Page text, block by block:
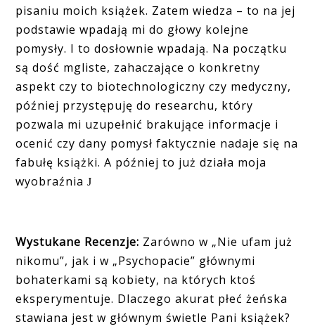
pisaniu moich książek. Zatem wiedza – to na jej
podstawie wpadają mi do głowy kolejne
pomysły. I to dosłownie wpadają. Na początku
są dość mgliste, zahaczające o konkretny
aspekt czy to biotechnologiczny czy medyczny,
później przystępuję do researchu, który
pozwala mi uzupełnić brakujące informacje i
ocenić czy dany pomysł faktycznie nadaje się na
fabułę książki. A później to już działa moja
wyobraźniaJ
Wystukane Recenzje: Zarówno w „Nie ufam już
nikomu”, jak i w „Psychopacie” głównymi
bohaterkami są kobiety, na których ktoś
eksperymentuje. Dlaczego akurat płeć żeńska
stawiana jest w głównym świetle Pani książek?